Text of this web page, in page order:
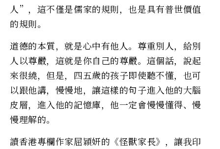
人”，這不僅是儒家的規則，也是具有普世價值
的規則。
道德的本質，就是心中有他人。尊重別人，給別
人以尊嚴，這就是你自己的尊嚴。這個話，說起
來很繞，但是，四五歲的孩子即使聽不懂，也可
以跟他講，慢慢地，讓這樣的句子進入他的大腦
皮層，進入他的記憶庫，他一定會慢慢懂得、慢
慢理解的。
讀香港專欄作家屈穎妍的《怪獸家長》，讓我印